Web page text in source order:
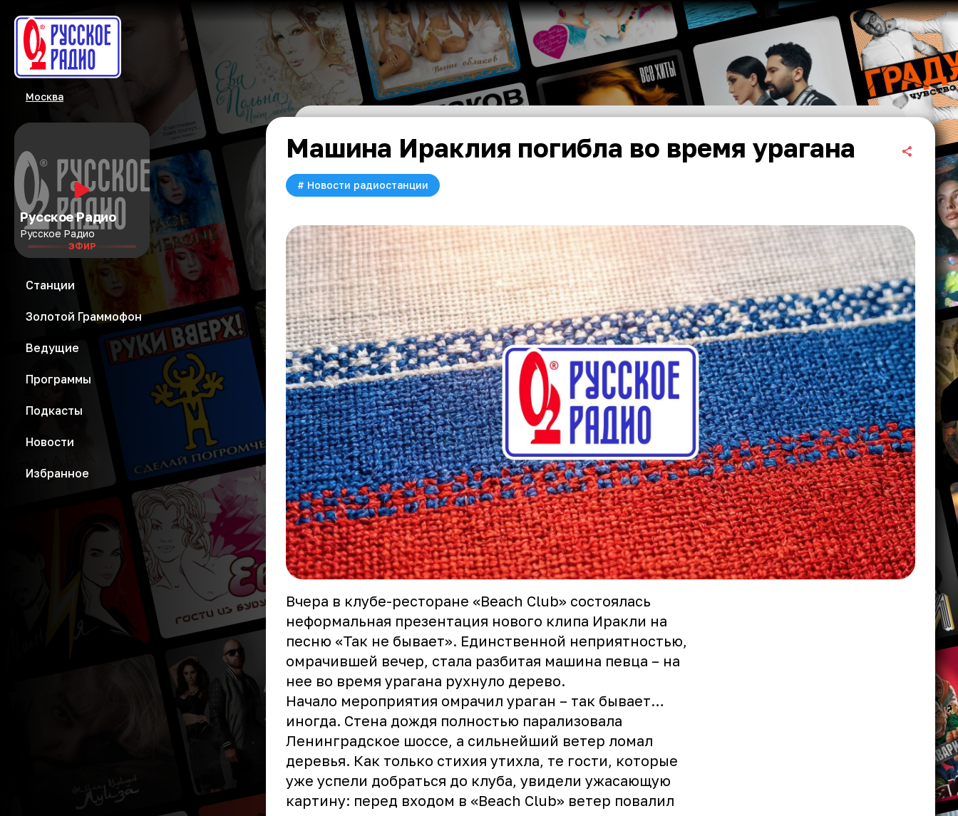
Москва
Русское Радио
Русское Радио
ЭФИР
Станции
Золотой Граммофон
Ведущие
Программы
Подкасты
Новости
Избранное
Машина Ираклия погибла во время урагана
# Новости радиостанции
Вчера в клубе-ресторане «Beach Club» состоялась
неформальная презентация нового клипа Иракли на
песню «Так не бывает». Единственной неприятностью,
омрачившей вечер, стала разбитая машина певца – на
нее во время урагана рухнуло дерево.
Начало мероприятия омрачил ураган – так бывает…
иногда. Стена дождя полностью парализовала
Ленинградское шоссе, а сильнейший ветер ломал
деревья. Как только стихия утихла, те гости, которые
уже успели добраться до клуба, увидели ужасающую
картину: перед входом в «Beach Club» ветер повалил